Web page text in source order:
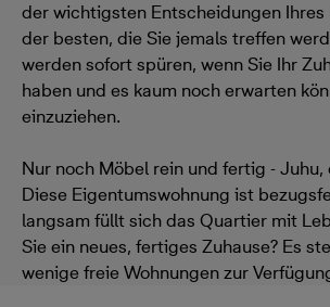
der wichtigsten Entscheidungen Ihres
der besten, die Sie jemals treffen
werden sofort spüren, wenn Sie Ihr
haben und es kaum noch erwarten
einzuziehen.
Nur noch Möbel rein und fertig -
Diese Eigentumswohnung ist
langsam füllt sich das Quartier mit
Sie ein neues, fertiges Zuhause? Es
wenige freie Wohnungen zur